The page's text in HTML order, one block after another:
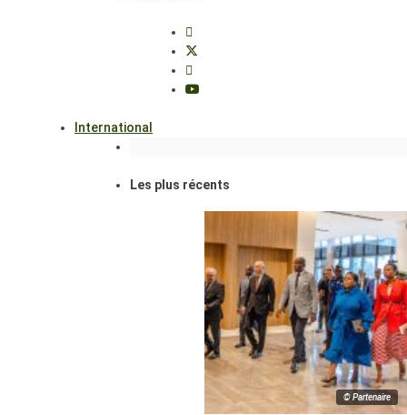
International
Les plus récents
© Partenaire